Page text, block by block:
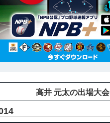
高井 元太の出場大会